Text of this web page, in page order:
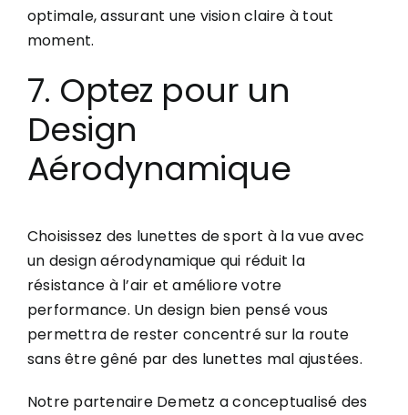
optimale, assurant une vision claire à tout
moment.
7. Optez pour un
Design
Aérodynamique
Choisissez des lunettes de sport à la vue avec
un design aérodynamique qui réduit la
résistance à l’air et améliore votre
performance. Un design bien pensé vous
permettra de rester concentré sur la route
sans être gêné par des lunettes mal ajustées.
Notre partenaire Demetz a conceptualisé des